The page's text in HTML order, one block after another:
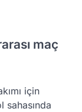
maç
için
sahasında